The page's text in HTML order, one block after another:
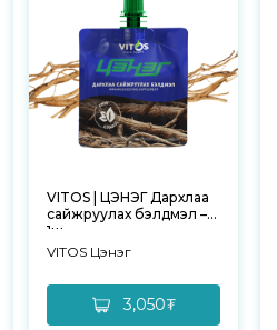
VITOS | ЦЭНЭГ Дархлаа
сайжруулах бэлдмэл –
1ш
VITOS Цэнэг
3,050₮